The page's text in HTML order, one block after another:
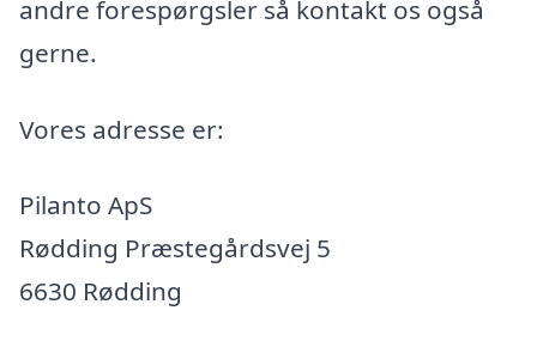
andre forespørgsler så kontakt os også
gerne.
Vores adresse er:
Pilanto ApS
Rødding Præstegårdsvej 5
6630 Rødding